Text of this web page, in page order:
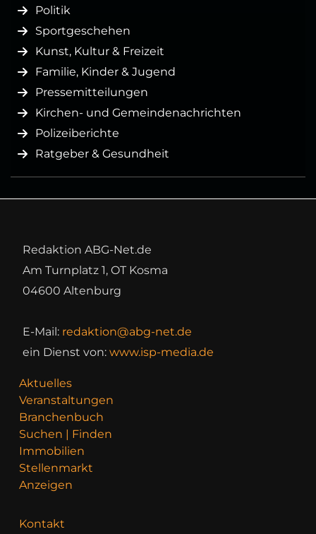
Politik
Sportgeschehen
Kunst, Kultur & Freizeit
Familie, Kinder & Jugend
Pressemitteilungen
Kirchen- und Gemeindenachrichten
Polizeiberichte
Ratgeber & Gesundheit
Redaktion ABG-Net.de
Am Turnplatz 1, OT Kosma
04600 Altenburg
E-Mail: redaktion@abg-net.de
ein Dienst von: www.isp-media.de
Aktuelles
Veranstaltungen
Branchenbuch
Suchen | Finden
Immobilien
Stellenmarkt
Anzeigen
Kontakt